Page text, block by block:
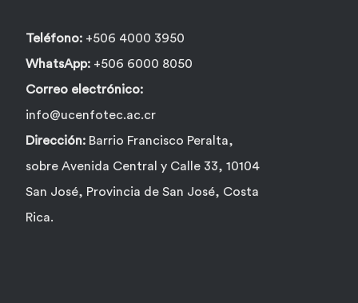
de
producto
Teléfono: +506 4000 3950
WhatsApp: +506 6000 8050
Correo electrónico:
info@ucenfotec.ac.cr
Dirección: Barrio Francisco Peralta,
sobre Avenida Central y Calle 33, 10104
San José, Provincia de San José, Costa
Rica.